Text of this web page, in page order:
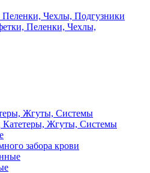
Чехлы, Подгузники
Пеленки, Чехлы,
Жгуты, Системы
Жгуты, Системы
забора крови